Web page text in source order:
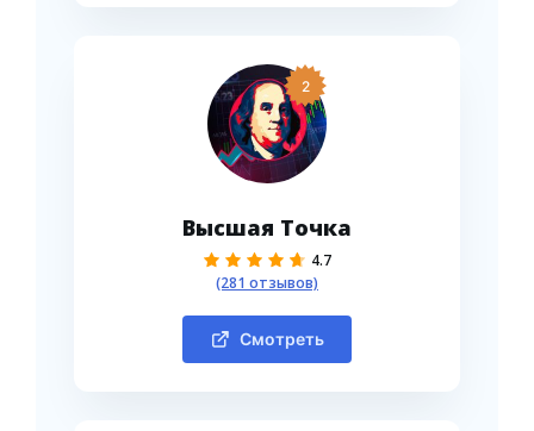
2
Высшая Точка
4.7
(281 отзывов)
Смотреть